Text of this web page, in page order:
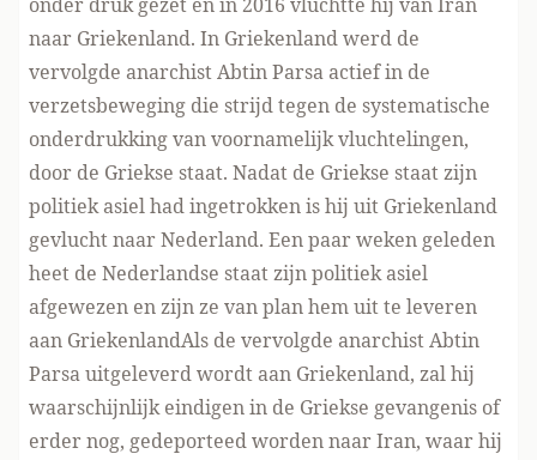
naar Griekenland. In Griekenland werd de
vervolgde anarchist Abtin Parsa actief in de
verzetsbeweging die strijd tegen de systematische
onderdrukking van voornamelijk vluchtelingen,
door de Griekse staat. Nadat de Griekse staat zijn
politiek asiel had ingetrokken is hij uit Griekenland
gevlucht naar Nederland. Een paar weken geleden
heet de Nederlandse staat zijn politiek asiel
afgewezen en zijn ze van plan hem uit te leveren
aan GriekenlandAls de vervolgde anarchist Abtin
Parsa uitgeleverd wordt aan Griekenland, zal hij
waarschijnlijk eindigen in de Griekse gevangenis of
erder nog, gedeporteed worden naar Iran, waar hij